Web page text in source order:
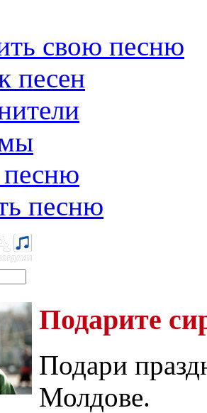
свою песню
песен
песню
Подарите
Подари
Молдове.